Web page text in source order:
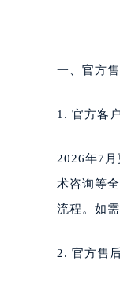
一、官方
1. 官方客
2026年7
术咨询等
流程。如
2. 官方售